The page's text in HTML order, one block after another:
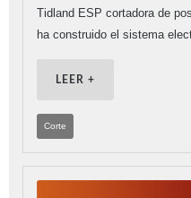
Tidland ESP cortadora de
ha construido el sistema
LEER +
Corte